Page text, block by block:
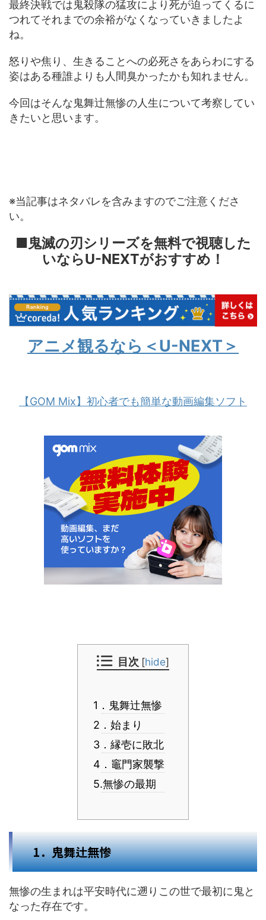
最終決戦では鬼殺隊の猛攻により死が迫ってくるに
つれてそれまでの余裕がなくなっていきましたよ
ね。
怒りや焦り、生きることへの必死さをあらわにする
姿はある種誰よりも人間臭かったかも知れません。
今回はそんな鬼舞辻無惨の人生について考察してい
きたいと思います。
※当記事はネタバレを含みますのでご注意くださ
い。
■鬼滅の刃シリーズを無料で視聴した
いならU-NEXTがおすすめ！
アニメ観るなら＜U-NEXT＞
【GOM Mix】初心者でも簡単な動画編集ソフト
目次 [hide]
1．鬼舞辻無惨
2．始まり
3．縁壱に敗北
4．竈門家襲撃
5.無惨の最期
1．鬼舞辻無惨
無惨の生まれは平安時代に遡りこの世で最初に鬼と
なった存在です。